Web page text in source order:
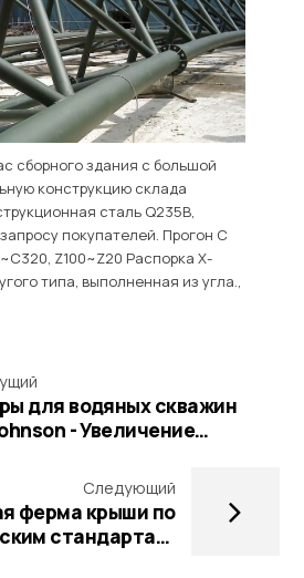
сборного здания с большой
конструкцию склада
сталь Q235B,
покупателей. Прогон C
Z100~Z20 Распорка X-
типа, выполненная из угла.,
для водяных скважин
- Увеличение
с помощью :
решения для
водоснабжения
Следующий
ферма крыши по
стандартам.